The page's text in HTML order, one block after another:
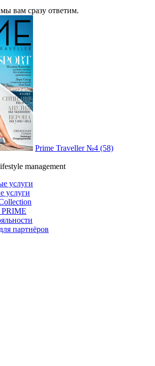
вам сразу ответим.
Prime Traveller №4 (58)
management
услуги
услуги
партнёров